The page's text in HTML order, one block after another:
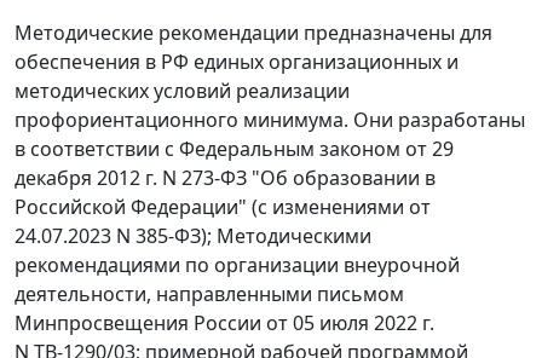
Методические рекомендации предназначены для
обеспечения в РФ единых организационных и
методических условий реализации
профориентационного минимума. Они разработаны
в соответствии с Федеральным законом от 29
декабря 2012 г. N 273-ФЗ "Об образовании в
Российской Федерации" (с изменениями от
24.07.2023 N 385-ФЗ); Методическими
рекомендациями по организации внеурочной
деятельности, направленными письмом
Минпросвещения России от 05 июля 2022 г.
N ТВ-1290/03; примерной рабочей программой